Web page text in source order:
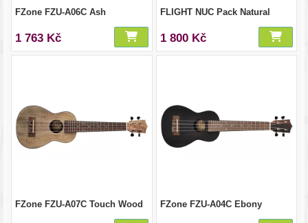
FZone FZU-A06C Ash
1 763 Kč
FLIGHT NUC Pack Natural
1 800 Kč
FZone FZU-A07C Touch Wood FZone FZU-A04C Ebony